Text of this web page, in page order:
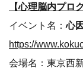
【心理脳内プロ
イベント名：心
会場名：東京西